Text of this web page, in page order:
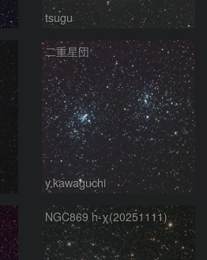
tsugu
二重星団
y.kawaguchi
NGC869 h-χ(20251111)